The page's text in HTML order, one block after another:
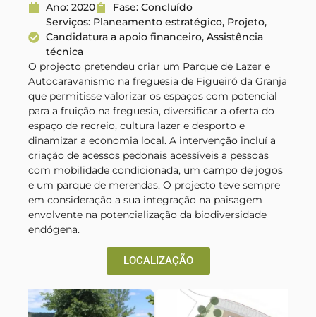
Ano: 2020
Fase: Concluído
Serviços: Planeamento estratégico, Projeto,
Candidatura a apoio financeiro, Assistência
técnica
O projecto pretendeu criar um Parque de Lazer e
Autocaravanismo na freguesia de Figueiró da Granja
que permitisse valorizar os espaços com potencial
para a fruição na freguesia, diversificar a oferta do
espaço de recreio, cultura lazer e desporto e
dinamizar a economia local. A intervenção incluí a
criação de acessos pedonais acessíveis a pessoas
com mobilidade condicionada, um campo de jogos
e um parque de merendas. O projecto teve sempre
em consideração a sua integração na paisagem
envolvente na potencialização da biodiversidade
endógena.
LOCALIZAÇÃO